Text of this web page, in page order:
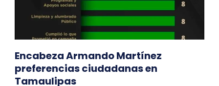
Encabeza Armando Martínez
preferencias ciudadanas en
Tamaulipas